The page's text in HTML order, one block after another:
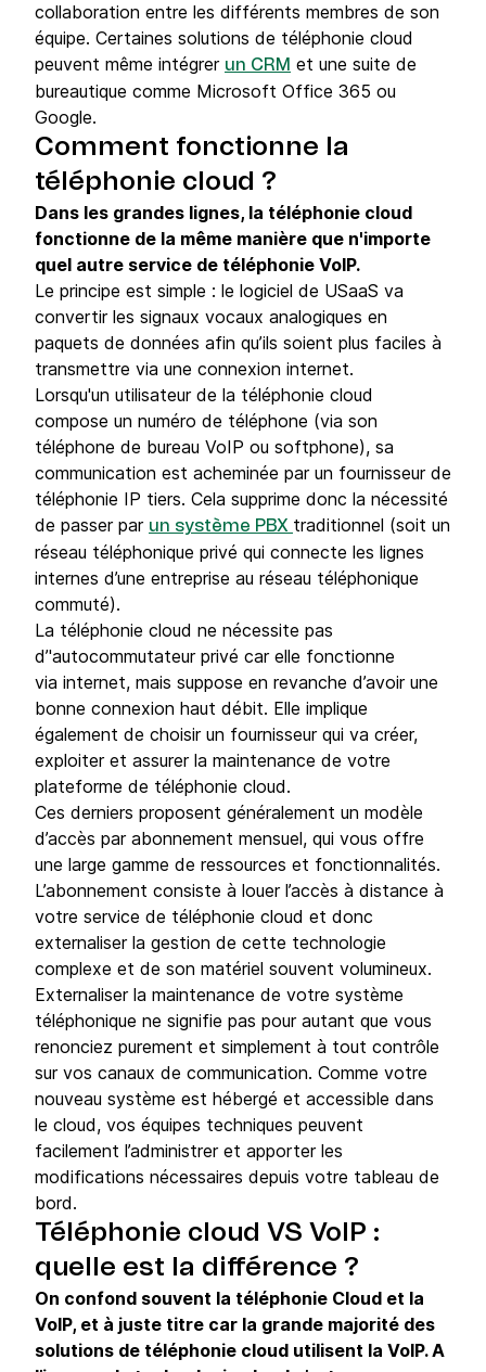
collaboration entre les différents membres de son
équipe. Certaines solutions de téléphonie cloud
peuvent même intégrer un CRM et une suite de
bureautique comme Microsoft Office 365 ou
Google.
Comment fonctionne la
téléphonie cloud ?
Dans les grandes lignes, la téléphonie cloud
fonctionne de la même manière que n'importe
quel autre service de téléphonie VoIP.
Le principe est simple : le logiciel de USaaS va
convertir les signaux vocaux analogiques en
paquets de données afin qu’ils soient plus faciles à
transmettre via une connexion internet.
Lorsqu'un utilisateur de la téléphonie cloud
compose un numéro de téléphone (via son
téléphone de bureau VoIP ou softphone), sa
communication est acheminée par un fournisseur de
téléphonie IP tiers. Cela supprime donc la nécessité
de passer par un système PBX traditionnel (soit un
réseau téléphonique privé qui connecte les lignes
internes d’une entreprise au réseau téléphonique
commuté).
La téléphonie cloud ne nécessite pas
d’'autocommutateur privé car elle fonctionne
via internet, mais suppose en revanche d’avoir une
bonne connexion haut débit. Elle implique
également de choisir un fournisseur qui va créer,
exploiter et assurer la maintenance de votre
plateforme de téléphonie cloud.
Ces derniers proposent généralement un modèle
d’accès par abonnement mensuel, qui vous offre
une large gamme de ressources et fonctionnalités.
L’abonnement consiste à louer l’accès à distance à
votre service de téléphonie cloud et donc
externaliser la gestion de cette technologie
complexe et de son matériel souvent volumineux.
Externaliser la maintenance de votre système
téléphonique ne signifie pas pour autant que vous
renonciez purement et simplement à tout contrôle
sur vos canaux de communication. Comme votre
nouveau système est hébergé et accessible dans
le cloud, vos équipes techniques peuvent
facilement l’administrer et apporter les
modifications nécessaires depuis votre tableau de
bord.
Téléphonie cloud VS VoIP :
quelle est la différence ?
On confond souvent la téléphonie Cloud et la
VoIP, et à juste titre car la grande majorité des
solutions de téléphonie cloud utilisent la VoIP. A